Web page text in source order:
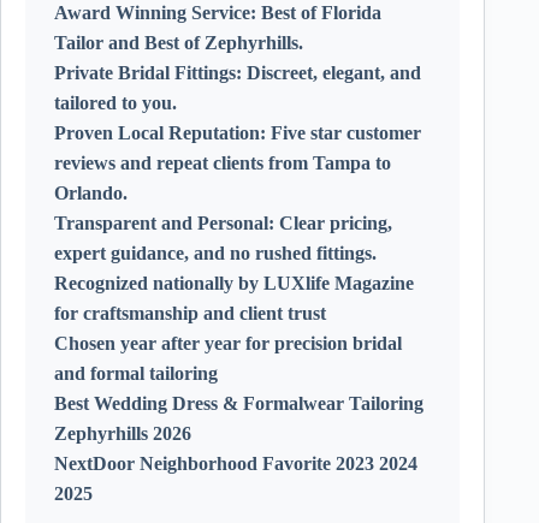
Award Winning Service: Best of Florida
Tailor and Best of Zephyrhills.
Private Bridal Fittings: Discreet, elegant, and
tailored to you.
Proven Local Reputation: Five star customer
reviews and repeat clients from Tampa to
Orlando.
Transparent and Personal: Clear pricing,
expert guidance, and no rushed fittings.
Recognized nationally by LUXlife Magazine
for craftsmanship and client trust
Chosen year after year for precision bridal
and formal tailoring
Best Wedding Dress & Formalwear Tailoring
Zephyrhills 2026
NextDoor Neighborhood Favorite 2023 2024
2025